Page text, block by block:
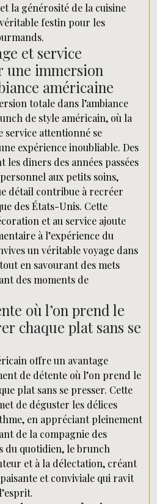
la générosité de la cuisine
festin pour les
et service
une immersion
américaine
totale dans l’ambiance
de style américain, où la
service attentionné se
expérience inoubliable. Des
diners des années passées
aux petits soins,
détail contribue à recréer
des États-Unis. Cette
et au service ajoute
à l’expérience du
un véritable voyage dans
en savourant des mets
des moments de
où l’on prend le
chaque plat sans se
offre un avantage
de détente où l’on prend le
plat sans se presser. Cette
de déguster les délices
en appréciant pleinement
de la compagnie des
du quotidien, le brunch
et à la délectation, créant
et conviviale qui ravit